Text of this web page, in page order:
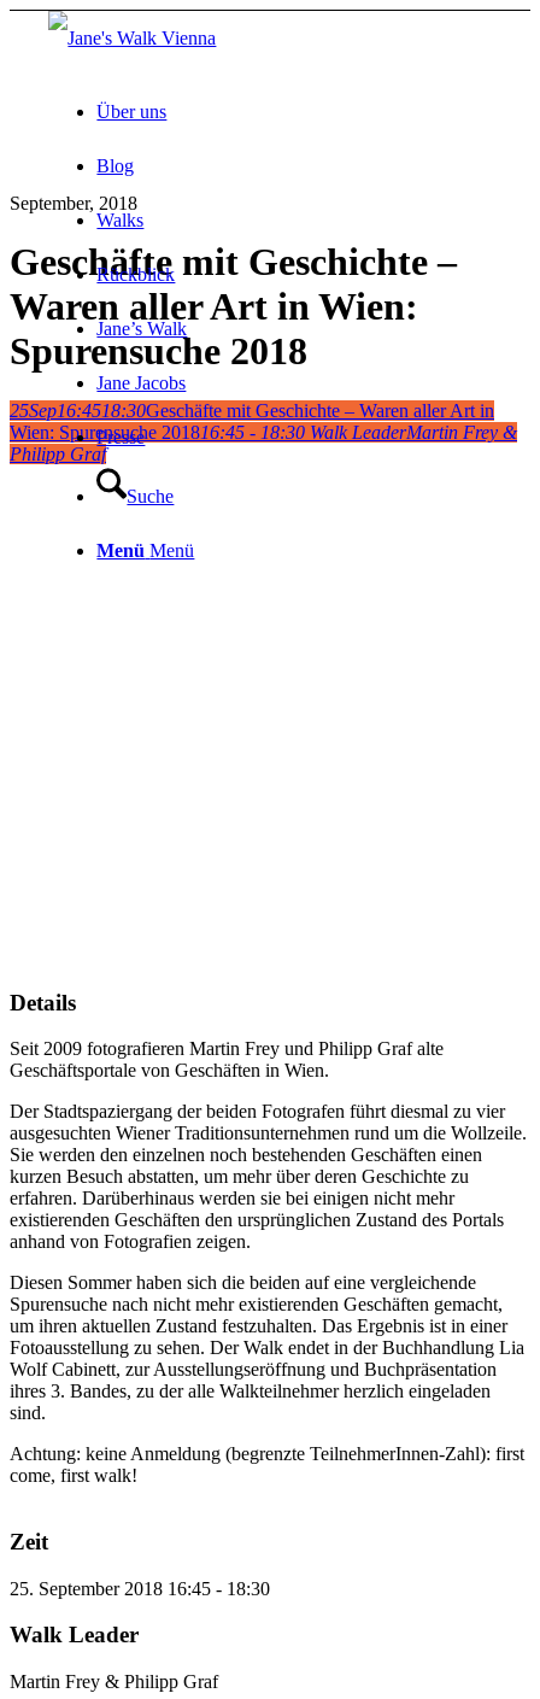
Über uns
Blog
Walks
Rückblick
Jane’s Walk
Jane Jacobs
Presse
Suche
Menü Menü
September, 2018
Geschäfte mit Geschichte –
Waren aller Art in Wien:
Spurensuche 2018
25Sep16:4518:30Geschäfte mit Geschichte – Waren aller Art in
Wien: Spurensuche 201816:45 - 18:30 Walk LeaderMartin Frey &
Philipp Graf
Details
Seit 2009 fotografieren Martin Frey und Philipp Graf alte
Geschäftsportale von Geschäften in Wien.
Der Stadtspaziergang der beiden Fotografen führt diesmal zu vier
ausgesuchten Wiener Traditionsunternehmen rund um die Wollzeile.
Sie werden den einzelnen noch bestehenden Geschäften einen
kurzen Besuch abstatten, um mehr über deren Geschichte zu
erfahren. Darüberhinaus werden sie bei einigen nicht mehr
existierenden Geschäften den ursprünglichen Zustand des Portals
anhand von Fotografien zeigen.
Diesen Sommer haben sich die beiden auf eine vergleichende
Spurensuche nach nicht mehr existierenden Geschäften gemacht,
um ihren aktuellen Zustand festzuhalten. Das Ergebnis ist in einer
Fotoausstellung zu sehen. Der Walk endet in der Buchhandlung Lia
Wolf Cabinett, zur Ausstellungseröffnung und Buchpräsentation
ihres 3. Bandes, zu der alle Walkteilnehmer herzlich eingeladen
sind.
Achtung: keine Anmeldung (begrenzte TeilnehmerInnen-Zahl): first
come, first walk!
Zeit
25. September 2018 16:45 - 18:30
Walk Leader
Martin Frey & Philipp Graf